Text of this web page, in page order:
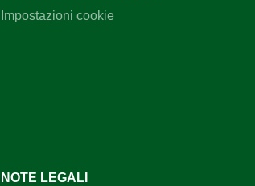
Impostazioni cookie
NOTE LEGALI